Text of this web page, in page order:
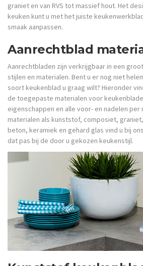
graniet en van RVS tot massief hout. Het
keuken kunt u met het juiste
smaak aanpassen.
Aanrechtblad
Aanrechtbladen zijn verkrijgbaar in een
stijlen en materialen. Bent u er nog niet
soort keukenblad u graag wilt? Hieronder
de toegepaste materialen voor
eigenschappen en alle voor- en nadelen
materialen als kunststof, composiet,
beton, keramiek en gehard glas vind u bij
dat pas bij de door u gekozen keukenstijl.